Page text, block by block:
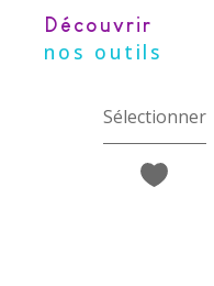
découvrir
nos outils
Sélectionner